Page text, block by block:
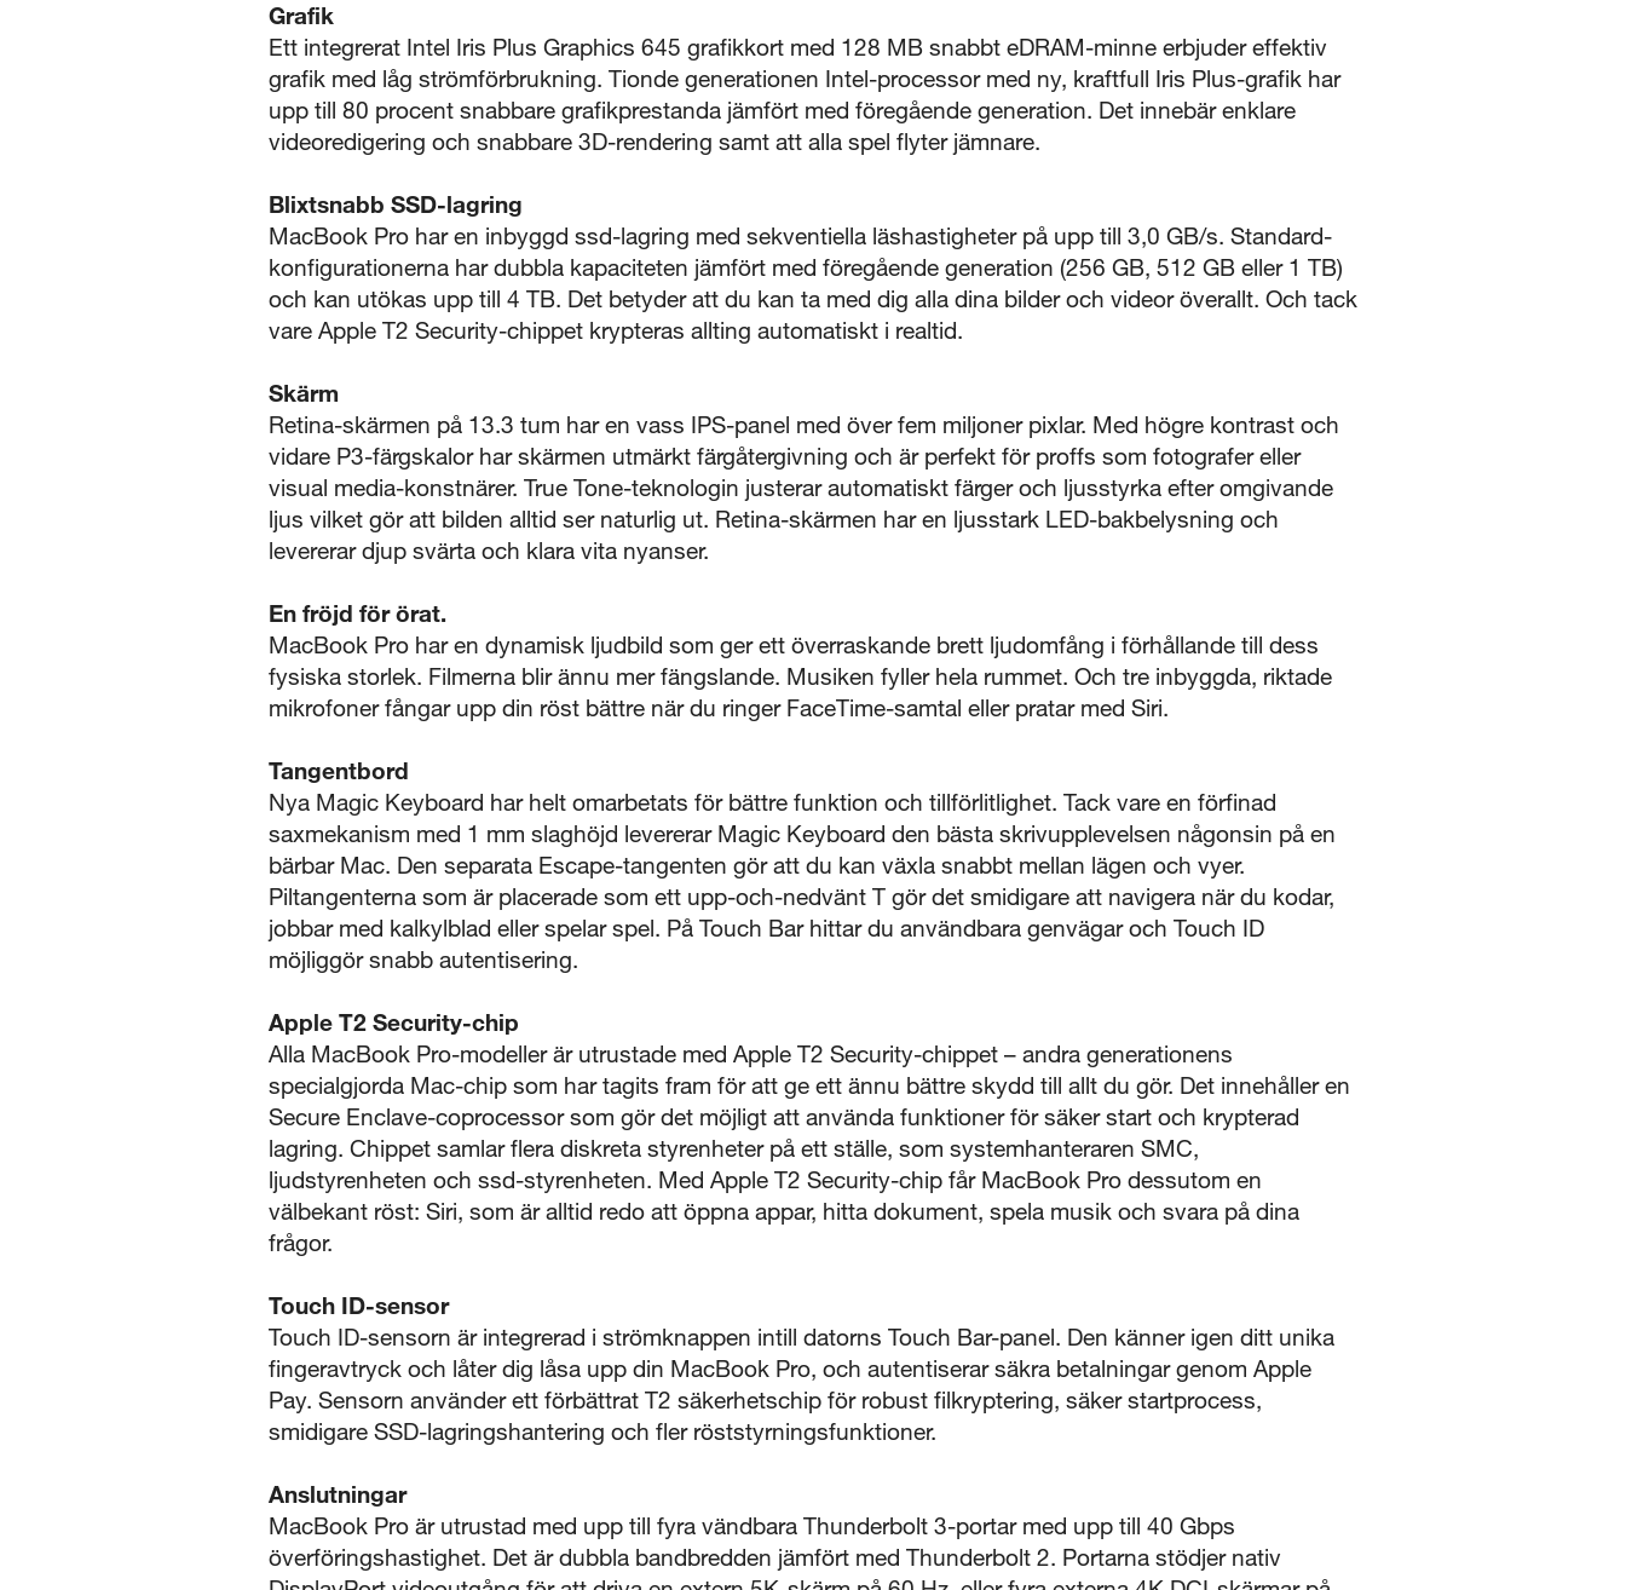
Grafik
Ett integrerat Intel Iris Plus Graphics 645 grafikkort med 128 MB snabbt eDRAM-minne erbjuder effektiv
grafik med låg strömförbrukning. Tionde generationen Intel-processor med ny, kraftfull Iris Plus-grafik har
upp till 80 procent snabbare grafikprestanda jämfört med föregående generation. Det innebär enklare
videoredigering och snabbare 3D-rendering samt att alla spel flyter jämnare.
Blixtsnabb SSD-lagring
MacBook Pro har en inbyggd ssd-lagring med sekventiella läshastigheter på upp till 3,0 GB/s. Standard­
konfigurationerna har dubbla kapaciteten jämfört med föregående generation (256 GB, 512 GB eller 1 TB)
och kan utökas upp till 4 TB. Det betyder att du kan ta med dig alla dina bilder och videor överallt. Och tack
vare Apple T2 Security-chippet krypteras allting automatiskt i realtid.
Skärm
Retina-skärmen på 13.3 tum har en vass IPS-panel med över fem miljoner pixlar. Med högre kontrast och
vidare P3-färgskalor har skärmen utmärkt färgåtergivning och är perfekt för proffs som fotografer eller
visual media-konstnärer. True Tone-teknologin justerar automatiskt färger och ljusstyrka efter omgivande
ljus vilket gör att bilden alltid ser naturlig ut. Retina-skärmen har en ljusstark LED-bakbelysning och
levererar djup svärta och klara vita nyanser.
En fröjd för örat.
MacBook Pro har en dynamisk ljudbild som ger ett överraskande brett ljudomfång i förhållande till dess
fysiska storlek. Filmerna blir ännu mer fängslande. Musiken fyller hela rummet. Och tre inbyggda, riktade
mikrofoner fångar upp din röst bättre när du ringer FaceTime-samtal eller pratar med Siri.
Tangentbord
Nya Magic Keyboard har helt omarbetats för bättre funktion och tillförlitlighet. Tack vare en förfinad
saxmekanism med 1 mm slaghöjd levererar Magic Keyboard den bästa skrivupplevelsen någonsin på en
bärbar Mac. Den separata Escape-tangenten gör att du kan växla snabbt mellan lägen och vyer.
Piltangenterna som är placerade som ett upp-och-nedvänt T gör det smidigare att navigera när du kodar,
jobbar med kalkylblad eller spelar spel. På Touch Bar hittar du användbara genvägar och Touch ID
möjliggör snabb autentisering.
Apple T2 Security-chip
Alla MacBook Pro-modeller är utrustade med Apple T2 Security-chippet – andra generationens
specialgjorda Mac-chip som har tagits fram för att ge ett ännu bättre skydd till allt du gör. Det innehåller en
Secure Enclave-coprocessor som gör det möjligt att använda funktioner för säker start och krypterad
lagring. Chippet samlar flera diskreta styrenheter på ett ställe, som systemhanteraren SMC,
ljudstyrenheten och ssd-styrenheten. Med Apple T2 Security-chip får MacBook Pro dessutom en
välbekant röst: Siri, som är alltid redo att öppna appar, hitta dokument, spela musik och svara på dina
frågor.
Touch ID-sensor
Touch ID-sensorn är integrerad i strömknappen intill datorns Touch Bar-panel. Den känner igen ditt unika
fingeravtryck och låter dig låsa upp din MacBook Pro, och autentiserar säkra betalningar genom Apple
Pay. Sensorn använder ett förbättrat T2 säkerhetschip för robust filkryptering, säker startprocess,
smidigare SSD-lagringshantering och fler röststyrningsfunktioner.
Anslutningar
MacBook Pro är utrustad med upp till fyra vändbara Thunderbolt 3-portar med upp till 40 Gbps
överföringshastighet. Det är dubbla bandbredden jämfört med Thunderbolt 2. Portarna stödjer nativ
Stäng